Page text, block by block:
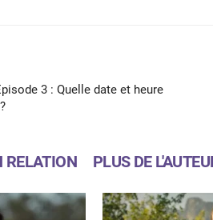
3 : Quelle date et heure
RELATION PLUS DE